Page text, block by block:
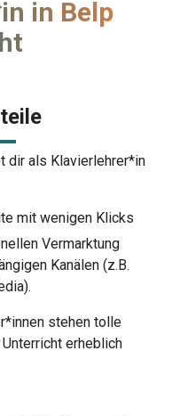
in Belp
dir als Klavierlehrer*in
mit wenigen Klicks
Vermarktung
Kanälen (z.B.
stehen tolle
erheblich